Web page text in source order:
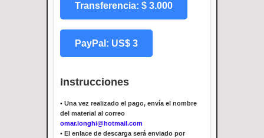
Transferencia: $ 3.000
PayPal: US$ 3
Instrucciones
• Una vez realizado el pago, envía el nombre
del material al correo
omar.longhi@hotmail.com
• El enlace de descarga será enviado por